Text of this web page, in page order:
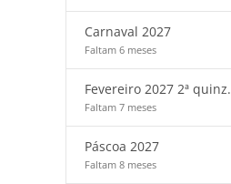
Carnaval 2027
Faltam 6 meses
Fevereiro 2027 2ª quinz.
Faltam 7 meses
Páscoa 2027
Faltam 8 meses